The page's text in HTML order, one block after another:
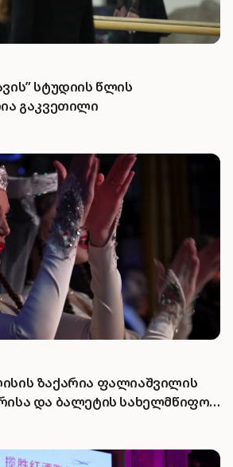
სტუდიის წლის
გაკვეთილი
ზაქარია ფალიაშვილის
და ბალეტის სახელმწიფო